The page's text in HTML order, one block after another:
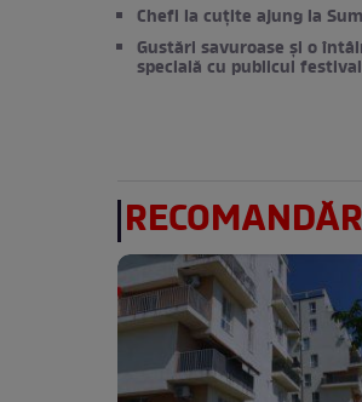
Chefi la cuțite ajung la
Gustări savuroase și o
specială cu publicul